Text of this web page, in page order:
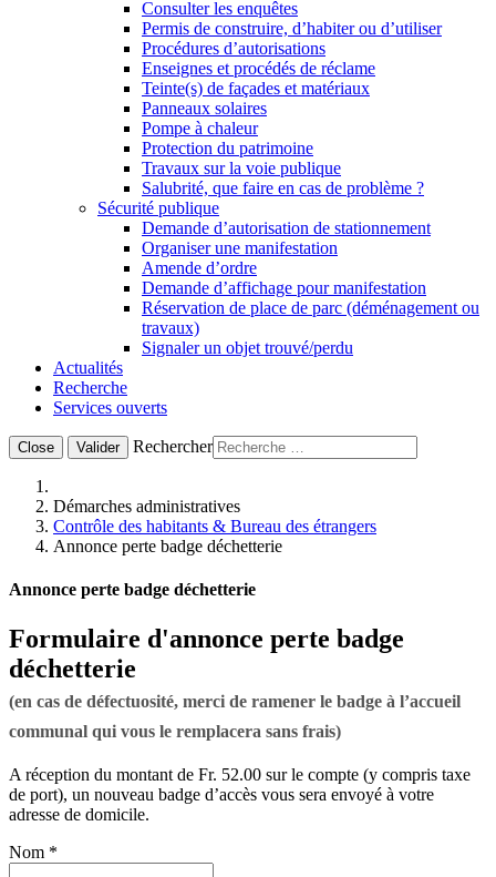
Consulter les enquêtes
Permis de construire, d’habiter ou d’utiliser
Procédures d’autorisations
Enseignes et procédés de réclame
Teinte(s) de façades et matériaux
Panneaux solaires
Pompe à chaleur
Protection du patrimoine
Travaux sur la voie publique
Salubrité, que faire en cas de problème ?
Sécurité publique
Demande d’autorisation de stationnement
Organiser une manifestation
Amende d’ordre
Demande d’affichage pour manifestation
Réservation de place de parc (déménagement ou
travaux)
Signaler un objet trouvé/perdu
Actualités
Recherche
Services ouverts
Close Valider Rechercher
Démarches administratives
Contrôle des habitants & Bureau des étrangers
Annonce perte badge déchetterie
Annonce perte badge déchetterie
Formulaire d'annonce perte badge
déchetterie
(en cas de défectuosité, merci de ramener le badge à l’accueil
communal qui vous le remplacera sans frais)
A réception du montant de Fr. 52.00 sur le compte (y compris taxe
de port), un nouveau badge d’accès vous sera envoyé à votre
adresse de domicile.
Nom *